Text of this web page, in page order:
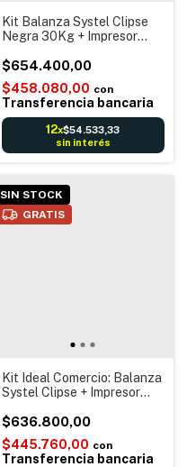
Kit Balanza Systel Clipse
Negra 30Kg + Impresor
Incluye Cable De
Comunicación + 50 Rollos
De Tickets
$654.400,00
$458.080,00 con
Transferencia bancaria
12x$54.533,33
sin interés
SIN STOCK
GRATIS
Kit Ideal Comercio: Balanza
Systel Clipse + Impresor
Cable De Comunicación a la
Balanza + 50 Rollos
Térmicos 57X30
$636.800,00
$445.760,00 con
Transferencia bancaria